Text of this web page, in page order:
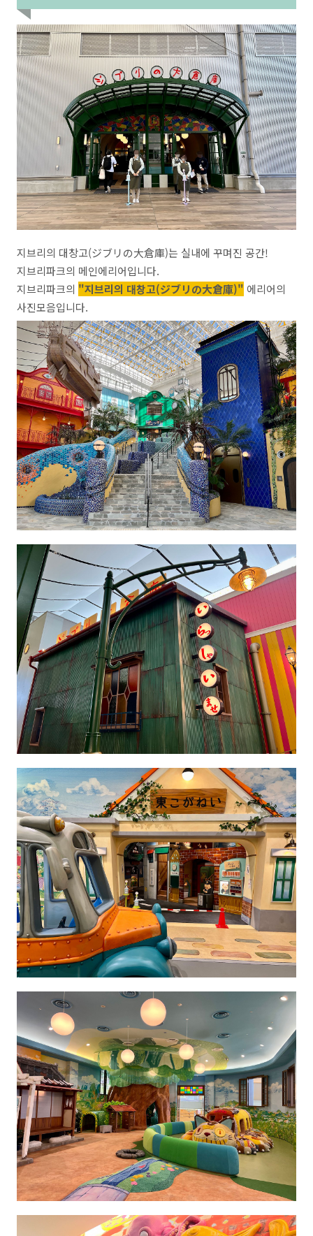
지브리의 대창고(ジブリの大倉庫)는 실내에 꾸며진 공간!
지브리파크의 메인에리어입니다.
지브리파크의 "지브리의 대창고(ジブリの大倉庫)" 에리어의
사진모음입니다.